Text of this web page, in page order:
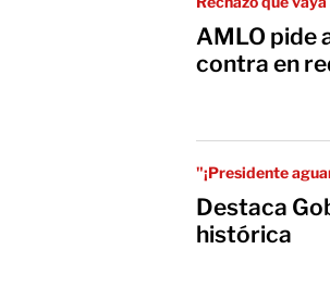
AMLO pide
contra en
"¡Presidente
Destaca
histórica